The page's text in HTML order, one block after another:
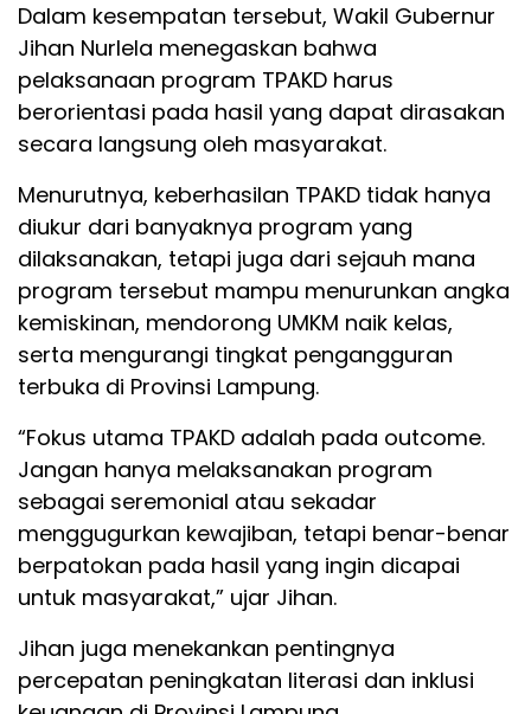
Dalam kesempatan tersebut, Wakil Gubernur
Jihan Nurlela menegaskan bahwa
pelaksanaan program TPAKD harus
berorientasi pada hasil yang dapat dirasakan
secara langsung oleh masyarakat.
Menurutnya, keberhasilan TPAKD tidak hanya
diukur dari banyaknya program yang
dilaksanakan, tetapi juga dari sejauh mana
program tersebut mampu menurunkan angka
kemiskinan, mendorong UMKM naik kelas,
serta mengurangi tingkat pengangguran
terbuka di Provinsi Lampung.
“Fokus utama TPAKD adalah pada outcome.
Jangan hanya melaksanakan program
sebagai seremonial atau sekadar
menggugurkan kewajiban, tetapi benar-benar
berpatokan pada hasil yang ingin dicapai
untuk masyarakat,” ujar Jihan.
Jihan juga menekankan pentingnya
percepatan peningkatan literasi dan inklusi